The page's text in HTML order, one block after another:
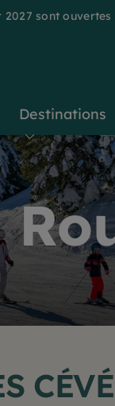
sont ouvertes
Destinations